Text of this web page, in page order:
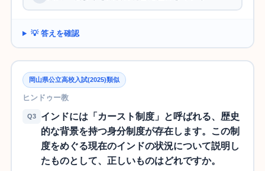
💡 答えを確認
岡山県公立高校入試(2025)類似
ヒンドゥー教
Q3
インドには「カースト制度」と呼ばれる、歴史
的な背景を持つ身分制度が存在します。この制
度をめぐる現在のインドの状況について説明し
たものとして、正しいものはどれですか。